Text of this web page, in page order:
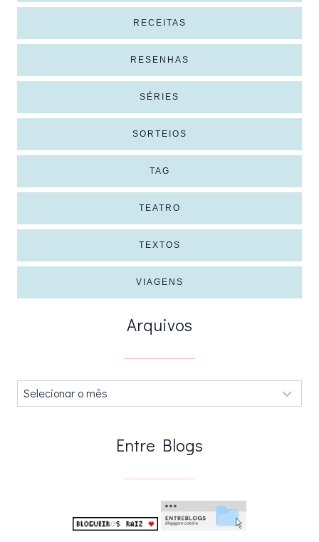
RECEITAS
RESENHAS
SÉRIES
SORTEIOS
TAG
TEATRO
TEXTOS
VIAGENS
Arquivos
Arquivos
Entre Blogs